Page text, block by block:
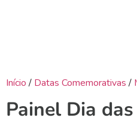
Início / Datas Comemorativas /
Painel Dia